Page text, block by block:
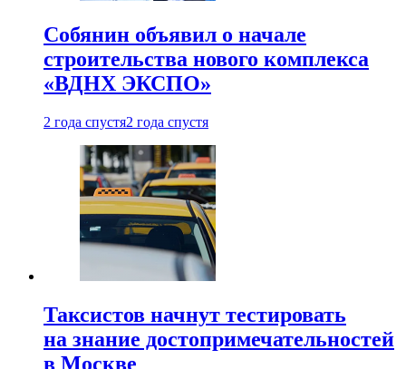
Собянин объявил о начале
строительства нового комплекса
«ВДНХ ЭКСПО»
2 года спустя2 года спустя
Таксистов начнут тестировать
на знание достопримечательностей
в Москве